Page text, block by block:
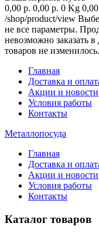
0,00 р. 0,00 р. 0 Kg
/shop/product/view
не все параметры.
невозможно заказать
товаров не изменилось.
Главная
Доставка и
Акции и новости
Условия работы
Контакты
Металлопосуда
Главная
Доставка и
Акции и новости
Условия работы
Контакты
Каталог товаров